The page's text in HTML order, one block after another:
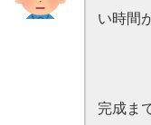
い時間
完成ま